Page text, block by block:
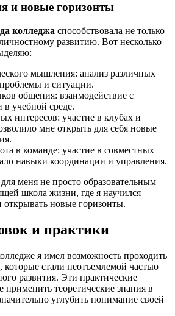
и новые горизонты
колледжа способствовала не только
развитию. Вот несколько
мышления: анализ различных
и ситуации.
общения: взаимодействие с
учебной среде.
интересов: участие в клубах и
мне открыть для себя новые
в команде: участие в совместных
навыки координации и управления.
меня не просто образовательным
школа жизни, где я научился
открывать новые горизонты.
и практики
я имел возможность проходить
которые стали неотъемлемой частью
развития. Эти практические
применить теоретические знания в
углубить понимание своей